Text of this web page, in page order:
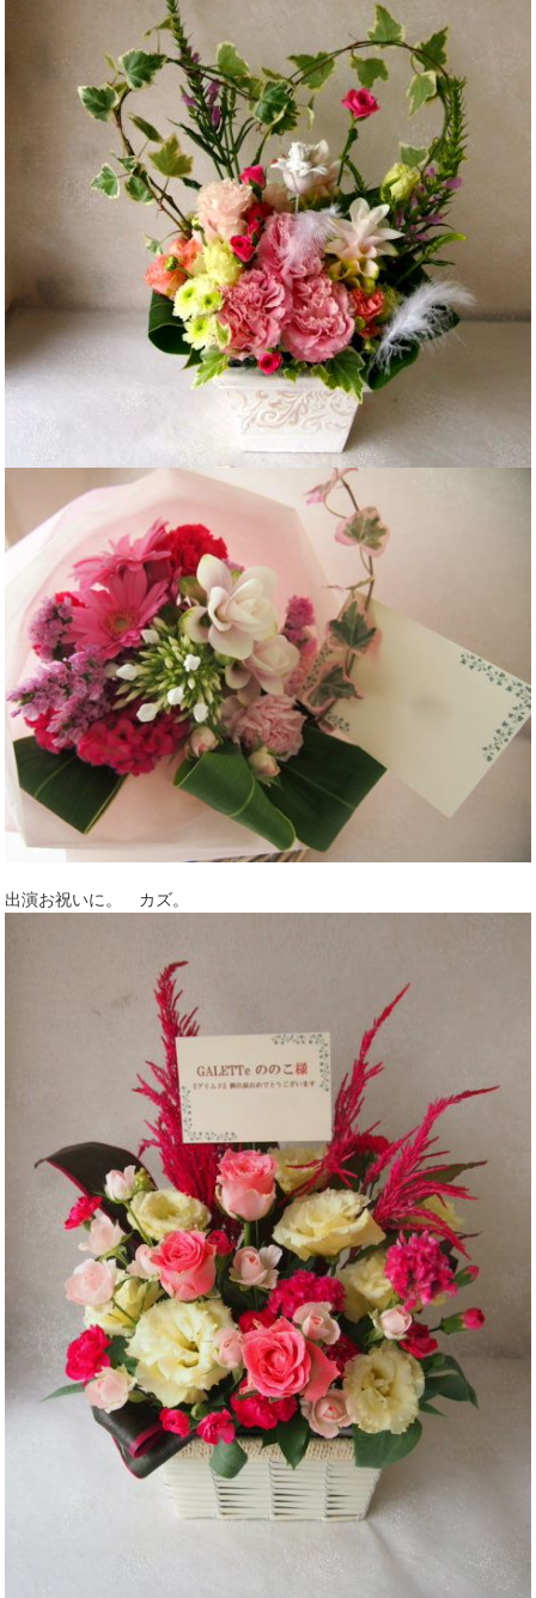
出演お祝いに。 カズ。